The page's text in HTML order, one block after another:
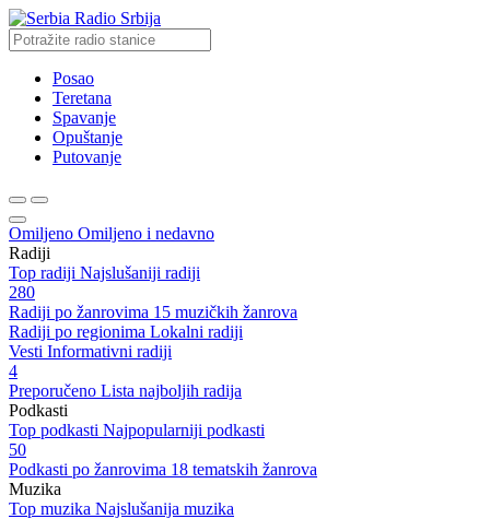
Radio Srbija
Posao
Teretana
Spavanje
Opuštanje
Putovanje
Omiljeno Omiljeno i nedavno
Radiji
Top radiji Najslušaniji radiji
280
Radiji po žanrovima 15 muzičkih žanrova
Radiji po regionima Lokalni radiji
Vesti Informativni radiji
4
Preporučeno Lista najboljih radija
Podkasti
Top podkasti Najpopularniji podkasti
50
Podkasti po žanrovima 18 tematskih žanrova
Muzika
Top muzika Najslušanija muzika